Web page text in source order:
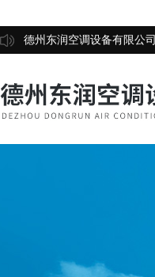
德州东润空调设备有限公司